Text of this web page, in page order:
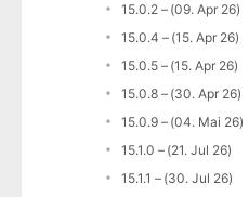
15.0.2 – (09. Apr 26)
15.0.4 – (15. Apr 26)
15.0.5 – (15. Apr 26)
15.0.8 – (30. Apr 26)
15.0.9 – (04. Mai 26)
15.1.0 – (21. Jul 26)
15.1.1 – (30. Jul 26)